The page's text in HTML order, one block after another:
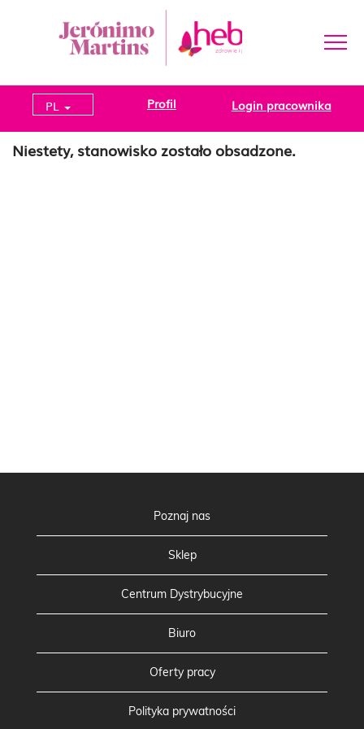
PL Profil Login pracownika
Niestety, stanowisko zostało obsadzone.
Poznaj nas
Sklep
Centrum Dystrybucyjne
Biuro
Oferty pracy
Polityka prywatności